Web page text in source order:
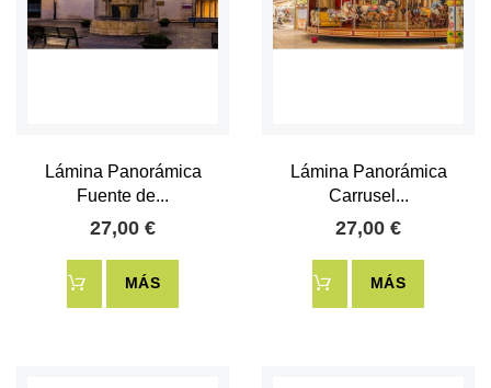
Lámina Panorámica
Fuente de...
27,00 €
MÁS
Lámina Panorámica
Carrusel...
27,00 €
MÁS